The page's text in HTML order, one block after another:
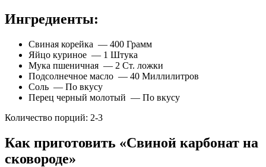
Ингредиенты:
Свиная корейка — 400 Грамм
Яйцо куриное — 1 Штука
Мука пшеничная — 2 Ст. ложки
Подсолнечное масло — 40 Миллилитров
Соль — По вкусу
Перец черный молотый — По вкусу
Количество порций: 2-3
Как приготовить «Свиной карбонат на
сковороде»